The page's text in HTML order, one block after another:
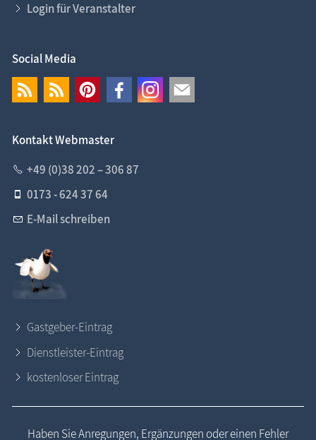
Login für Veranstalter
Social Media
Kontakt Webmaster
+49 (0)38 202 – 306 87
0173 - 624 37 64
E-Mail schreiben
Gastgeber-Eintrag
Dienstleister-Eintrag
kostenloser Eintrag
Haben Sie Anregungen, Ergänzungen oder einen Fehler